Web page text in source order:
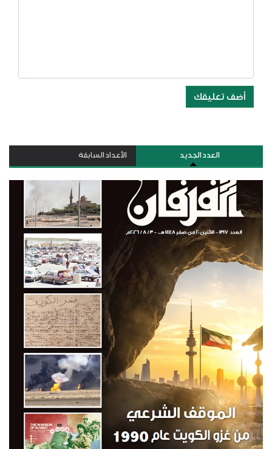
أضف تعليقك
العدد الجديد الأعداد السابقة